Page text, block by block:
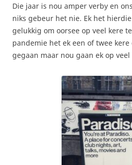
Die jaar is nou amper verby en
niks gebeur het nie. Ek het
gelukkig om oorsee op veel kere
pandemie het ek een of twee
gegaan maar nou gaan ek op veel